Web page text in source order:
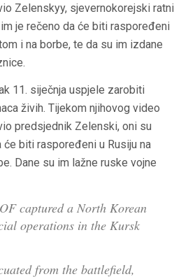
Zelenskyy, sjevernokorejski ratni
je rečeno da će biti raspoređeni
i na borbe, te da su im izdane
11. siječnja uspjele zarobiti
živih. Tijekom njihovog video
predsjednik Zelenski, oni su
biti raspoređeni u Rusiju na
Dane su im lažne ruske vojne
captured a North Korean
operations in the Kursk
from the battlefield,